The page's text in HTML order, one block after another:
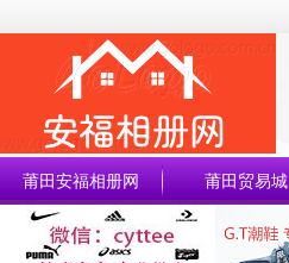
莆田安福相册网 莆田贸易城